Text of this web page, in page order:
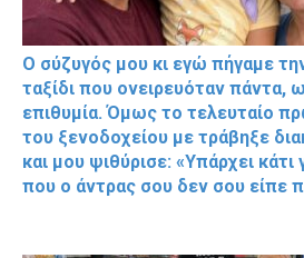
Ο σύζυγός μου κι εγώ πήγαμε
ταξίδι που ονειρευόταν πάντα,
επιθυμία. Όμως το τελευταίο
του ξενοδοχείου με τράβηξε
και μου ψιθύρισε: «Υπάρχει κάτι
που ο άντρας σου δεν σου είπε